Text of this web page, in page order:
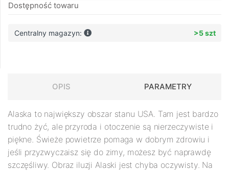
Dostępność towaru
Centralny magazyn: >5 szt
OPIS PARAMETRY
Alaska to największy obszar stanu USA. Tam jest bardzo
trudno żyć, ale przyroda i otoczenie są nierzeczywiste i
piękne. Świeże powietrze pomaga w dobrym zdrowiu i
jeśli przyzwyczaisz się do zimy, możesz być naprawdę
szczęśliwy. Obraz iluzji Alaski jest chyba oczywisty. Na